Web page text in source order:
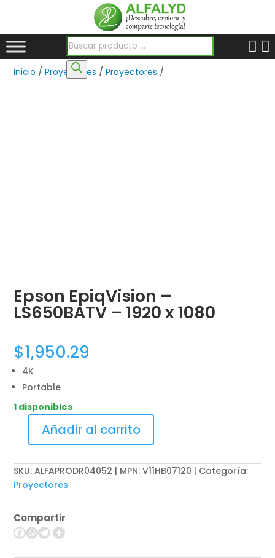
Búsqueda de productos
Inicio /Proyectores /Proyectores /
Epson EpiqVision –
LS650BATV – 1920 x 1080
$1,950.29
4K
Portable
1 disponibles
-
x
1080
Añadir al carrito
SKU:ALFAPRODR04052 | MPN: V11HB07120
Categoría:
Proyectores
Compartir